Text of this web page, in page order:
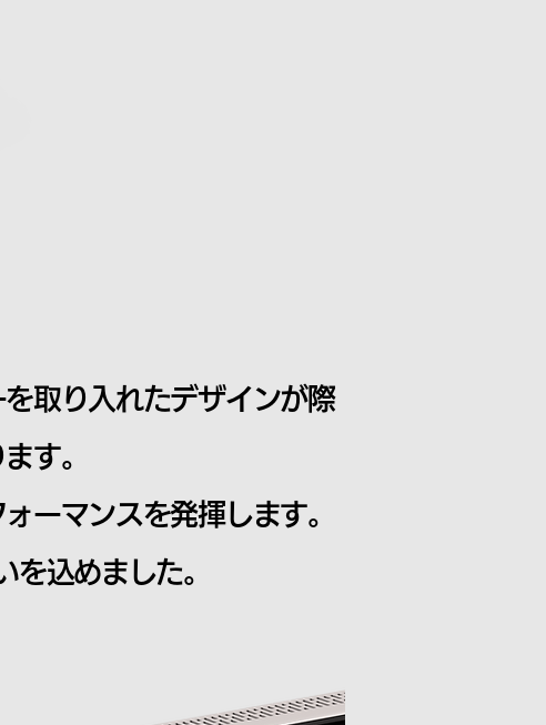
取り入れたデザインが際
す。
ーマンスを発揮します。
込めました。